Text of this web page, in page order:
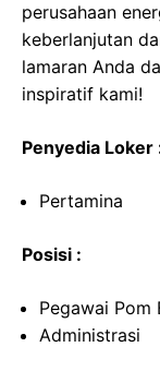
perusahaan
keberlanjutan
lamaran Anda
inspiratif kami!
Penyedia Loker
Pertamina
Posisi :
Pegawai Pom
Administrasi